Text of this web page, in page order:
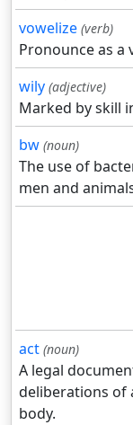
vowelize (verb)
Pronounce as a
wily (adjective)
Marked by skill
bw (noun)
The use of
men and
act (noun)
A legal
deliberations of
body.